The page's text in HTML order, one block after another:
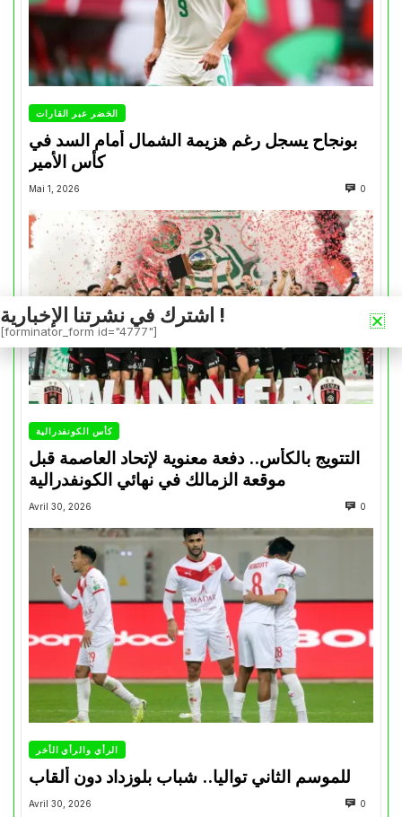
الخضر عبر القارات
بونجاح يسجل رغم هزيمة الشمال أمام السد في
كأس الأمير
Mai 1, 2026 0
كأس الكونفدرالية
التتويج بالكأس.. دفعة معنوية لإتحاد العاصمة قبل
موقعة الزمالك في نهائي الكونفدرالية
Avril 30, 2026 0
الرأي والرأي الأخر
للموسم الثاني تواليا.. شباب بلوزداد دون ألقاب
Avril 30, 2026 0
اشترك في نشرتنا الإخبارية !
[forminator_form id="4777"]